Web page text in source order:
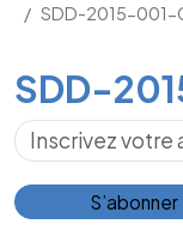
SDD-2015-001-
Main
SDD-
S’abonner pour
S’abonner